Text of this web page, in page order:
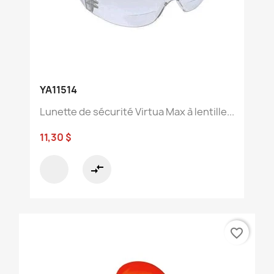
YA11514
Lunette de sécurité Virtua Max à lentille...
11,30 $
compare_arrows
favorite_border